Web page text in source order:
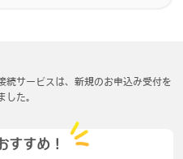
続サービスは、新規のお申込み受付を
した。
すすめ！